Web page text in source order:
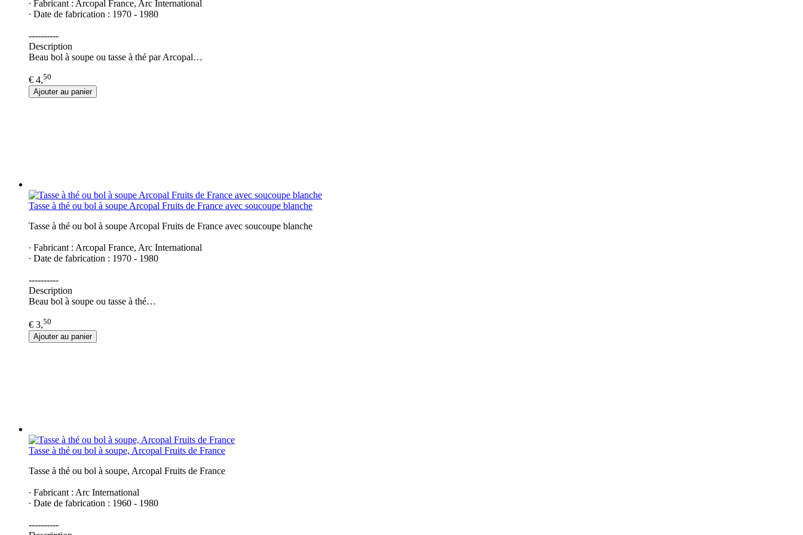
∙ Fabricant : Arcopal France, Arc International
∙ Date de fabrication : 1970 - 1980
----------
Description
Beau bol à soupe ou tasse à thé par Arcopal…
€ 4,50
Ajouter au panier
Tasse à thé ou bol à soupe Arcopal Fruits de France avec soucoupe blanche
Tasse à thé ou bol à soupe Arcopal Fruits de France avec soucoupe blanche
∙ Fabricant : Arcopal France, Arc International
∙ Date de fabrication : 1970 - 1980
----------
Description
Beau bol à soupe ou tasse à thé…
€ 3,50
Ajouter au panier
Tasse à thé ou bol à soupe, Arcopal Fruits de France
Tasse à thé ou bol à soupe, Arcopal Fruits de France
∙ Fabricant : Arc International
∙ Date de fabrication : 1960 - 1980
----------